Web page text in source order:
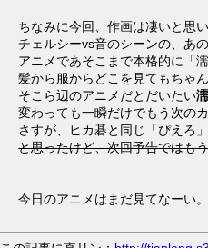
ちなみに今回、作画は凄いと思
チェルシーvs音のシーンの、あ
アニメであそこまで本格的に「
髪から服からどこを見てもちゃ
そこら辺のアニメだとだいたい
変わっても一瞬だけでもう次の
さすが、ヒカ碁と同じ「ぴえろ
と思ったけど、次回予告ではも
今日のアニメはまだ見てなーい